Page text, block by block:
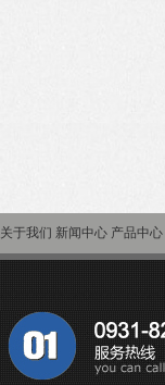
关于我们 新闻中心 产品中心